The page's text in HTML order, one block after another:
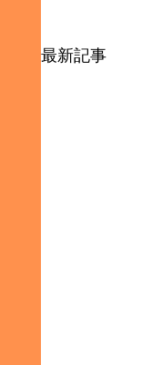
最新記事